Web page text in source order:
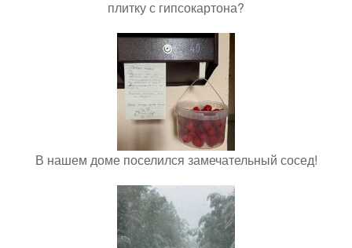
плитку с гипсокартона?
В нашем доме поселился замечательный сосед!